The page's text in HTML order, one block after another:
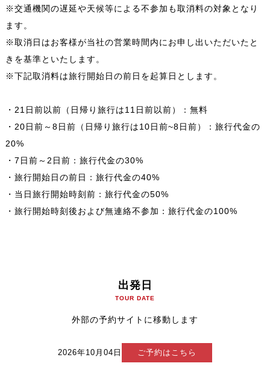
※交通機関の遅延や天候等による不参加も取消料の対象となり
ます。
※取消日はお客様が当社の営業時間内にお申し出いただいたと
きを基準といたします。
※下記取消料は旅行開始日の前日を起算日とします。
・21日前以前（日帰り旅行は11日前以前）：無料
・20日前～8日前（日帰り旅行は10日前~8日前）：旅行代金の
20%
・7日前～2日前：旅行代金の30%
・旅行開始日の前日：旅行代金の40%
・当日旅行開始時刻前：旅行代金の50%
・旅行開始時刻後および無連絡不参加：旅行代金の100%
出発日
TOUR DATE
外部の予約サイトに移動します
2026年10月04日 ご予約はこちら